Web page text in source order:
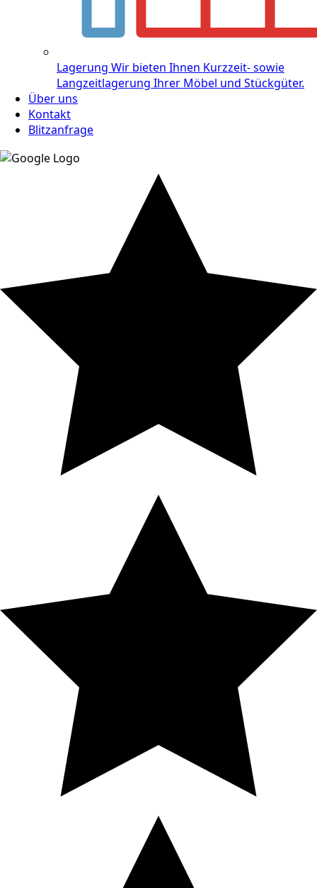
Lagerung Wir bieten Ihnen Kurzzeit- sowie
Langzeitlagerung Ihrer Möbel und Stückgüter.
Über uns
Kontakt
Blitzanfrage